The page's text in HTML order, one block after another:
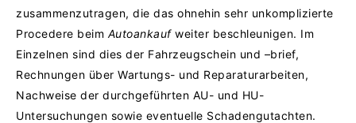
zusammenzutragen, die das ohnehin sehr unkomplizierte
Procedere beim Autoankaufweiter beschleunigen. Im
Einzelnen sind dies der Fahrzeugschein und –brief,
Rechnungen über Wartungs- und Reparaturarbeiten,
Nachweise der durchgeführten AU- und HU-
Untersuchungen sowie eventuelle Schadengutachten.